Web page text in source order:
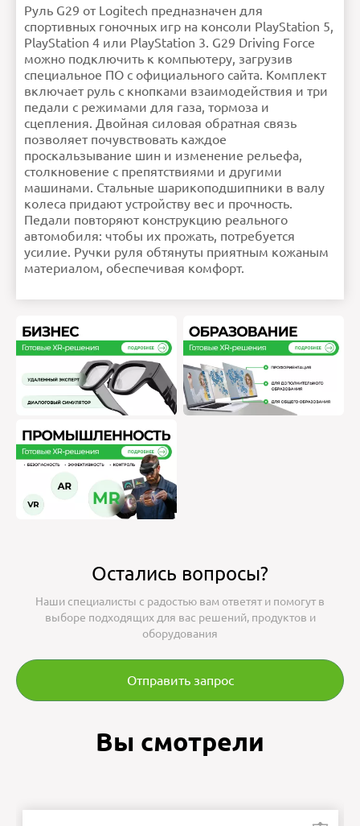
Руль G29 от Logitech предназначен для
спортивных гоночных игр на консоли PlayStation 5,
PlayStation 4 или PlayStation 3. G29 Driving Force
можно подключить к компьютеру, загрузив
специальное ПО с официального сайта. Комплект
включает руль с кнопками взаимодействия и три
педали с режимами для газа, тормоза и
сцепления. Двойная силовая обратная связь
позволяет почувствовать каждое
проскальзывание шин и изменение рельефа,
столкновение с препятствиями и другими
машинами. Стальные шарикоподшипники в валу
колеса придают устройству вес и прочность.
Педали повторяют конструкцию реального
автомобиля: чтобы их прожать, потребуется
усилие. Ручки руля обтянуты приятным кожаным
материалом, обеспечивая комфорт.
Остались вопросы?
Наши специалисты с радостью вам ответят и помогут в
выборе подходящих для вас решений, продуктов и
оборудования
Отправить запрос
Вы смотрели